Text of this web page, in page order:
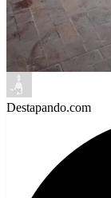
Destapando.com